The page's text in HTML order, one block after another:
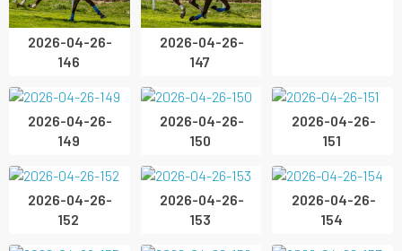
2026-04-26-
146
2026-04-26-
147
2026-04-26-
149
2026-04-26-
150
2026-04-26-
151
2026-04-26-
152
2026-04-26-
153
2026-04-26-
154